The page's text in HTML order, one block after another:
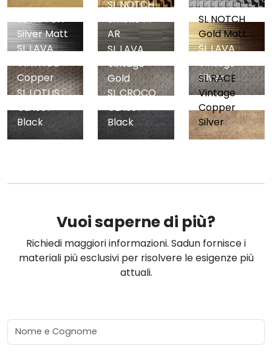
SL NOTCH
Silver Matt
SL NOTCH
Smoke PF
AR
SL NOTCH
Gold Matt
SL LAVA
VINTAGE
Copper
SL LAVA
Vintage
Gold
SL LAVA
Vintage
Silver
SL LOTUS
CLASSY
Black
SL CROCO
CLASSY
Black
SL RACE
Vintage
Copper
Silver
Vuoi saperne di più?
Richiedi maggiori informazioni. Sadun fornisce i
materiali più esclusivi per risolvere le esigenze più
attuali.
Nome e Cognome